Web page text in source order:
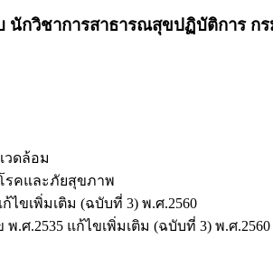
นักวิชาการสาธารณสุขปฏิบัติการ ก
วดล้อม
รคและภัยสุขภาพ
ขเพิ่มเติม (ฉบับที่ 3) พ.ศ.2560
.2535 แก้ไขเพิ่มเติม (ฉบับที่ 3) พ.ศ.2560